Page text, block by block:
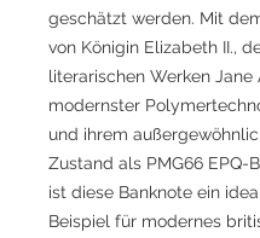
geschätzt werden. Mit
von Königin Elizabeth II.,
literarischen Werken Jane
modernster
und ihrem
Zustand als PMG66 EPQ-
ist diese Banknote ein
Beispiel für modernes